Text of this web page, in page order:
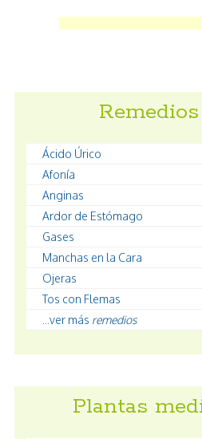
Ácido Úrico
Afonía
Anginas
Ardor de Estómago
Gases
Manchas en la Cara
Ojeras
Tos con Flemas
...ver más remedios
Plantas